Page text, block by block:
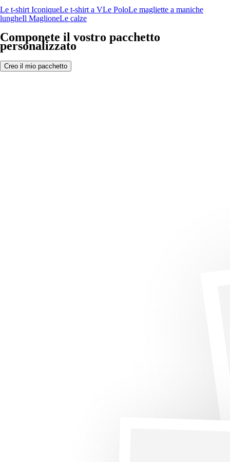
Le t-shirt IconiqueLe t-shirt a VLe PoloLe magliette a maniche
lungheIl MaglioneLe calze
Componete il vostro pacchetto
personalizzato
Creo il mio pacchetto